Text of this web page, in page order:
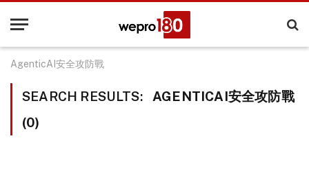
AgenticAI安全攻防戰
SEARCH RESULTS:
AGENTICAI安全攻防戰
(0)